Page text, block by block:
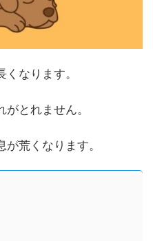
なります。
とれません。
荒くなります。